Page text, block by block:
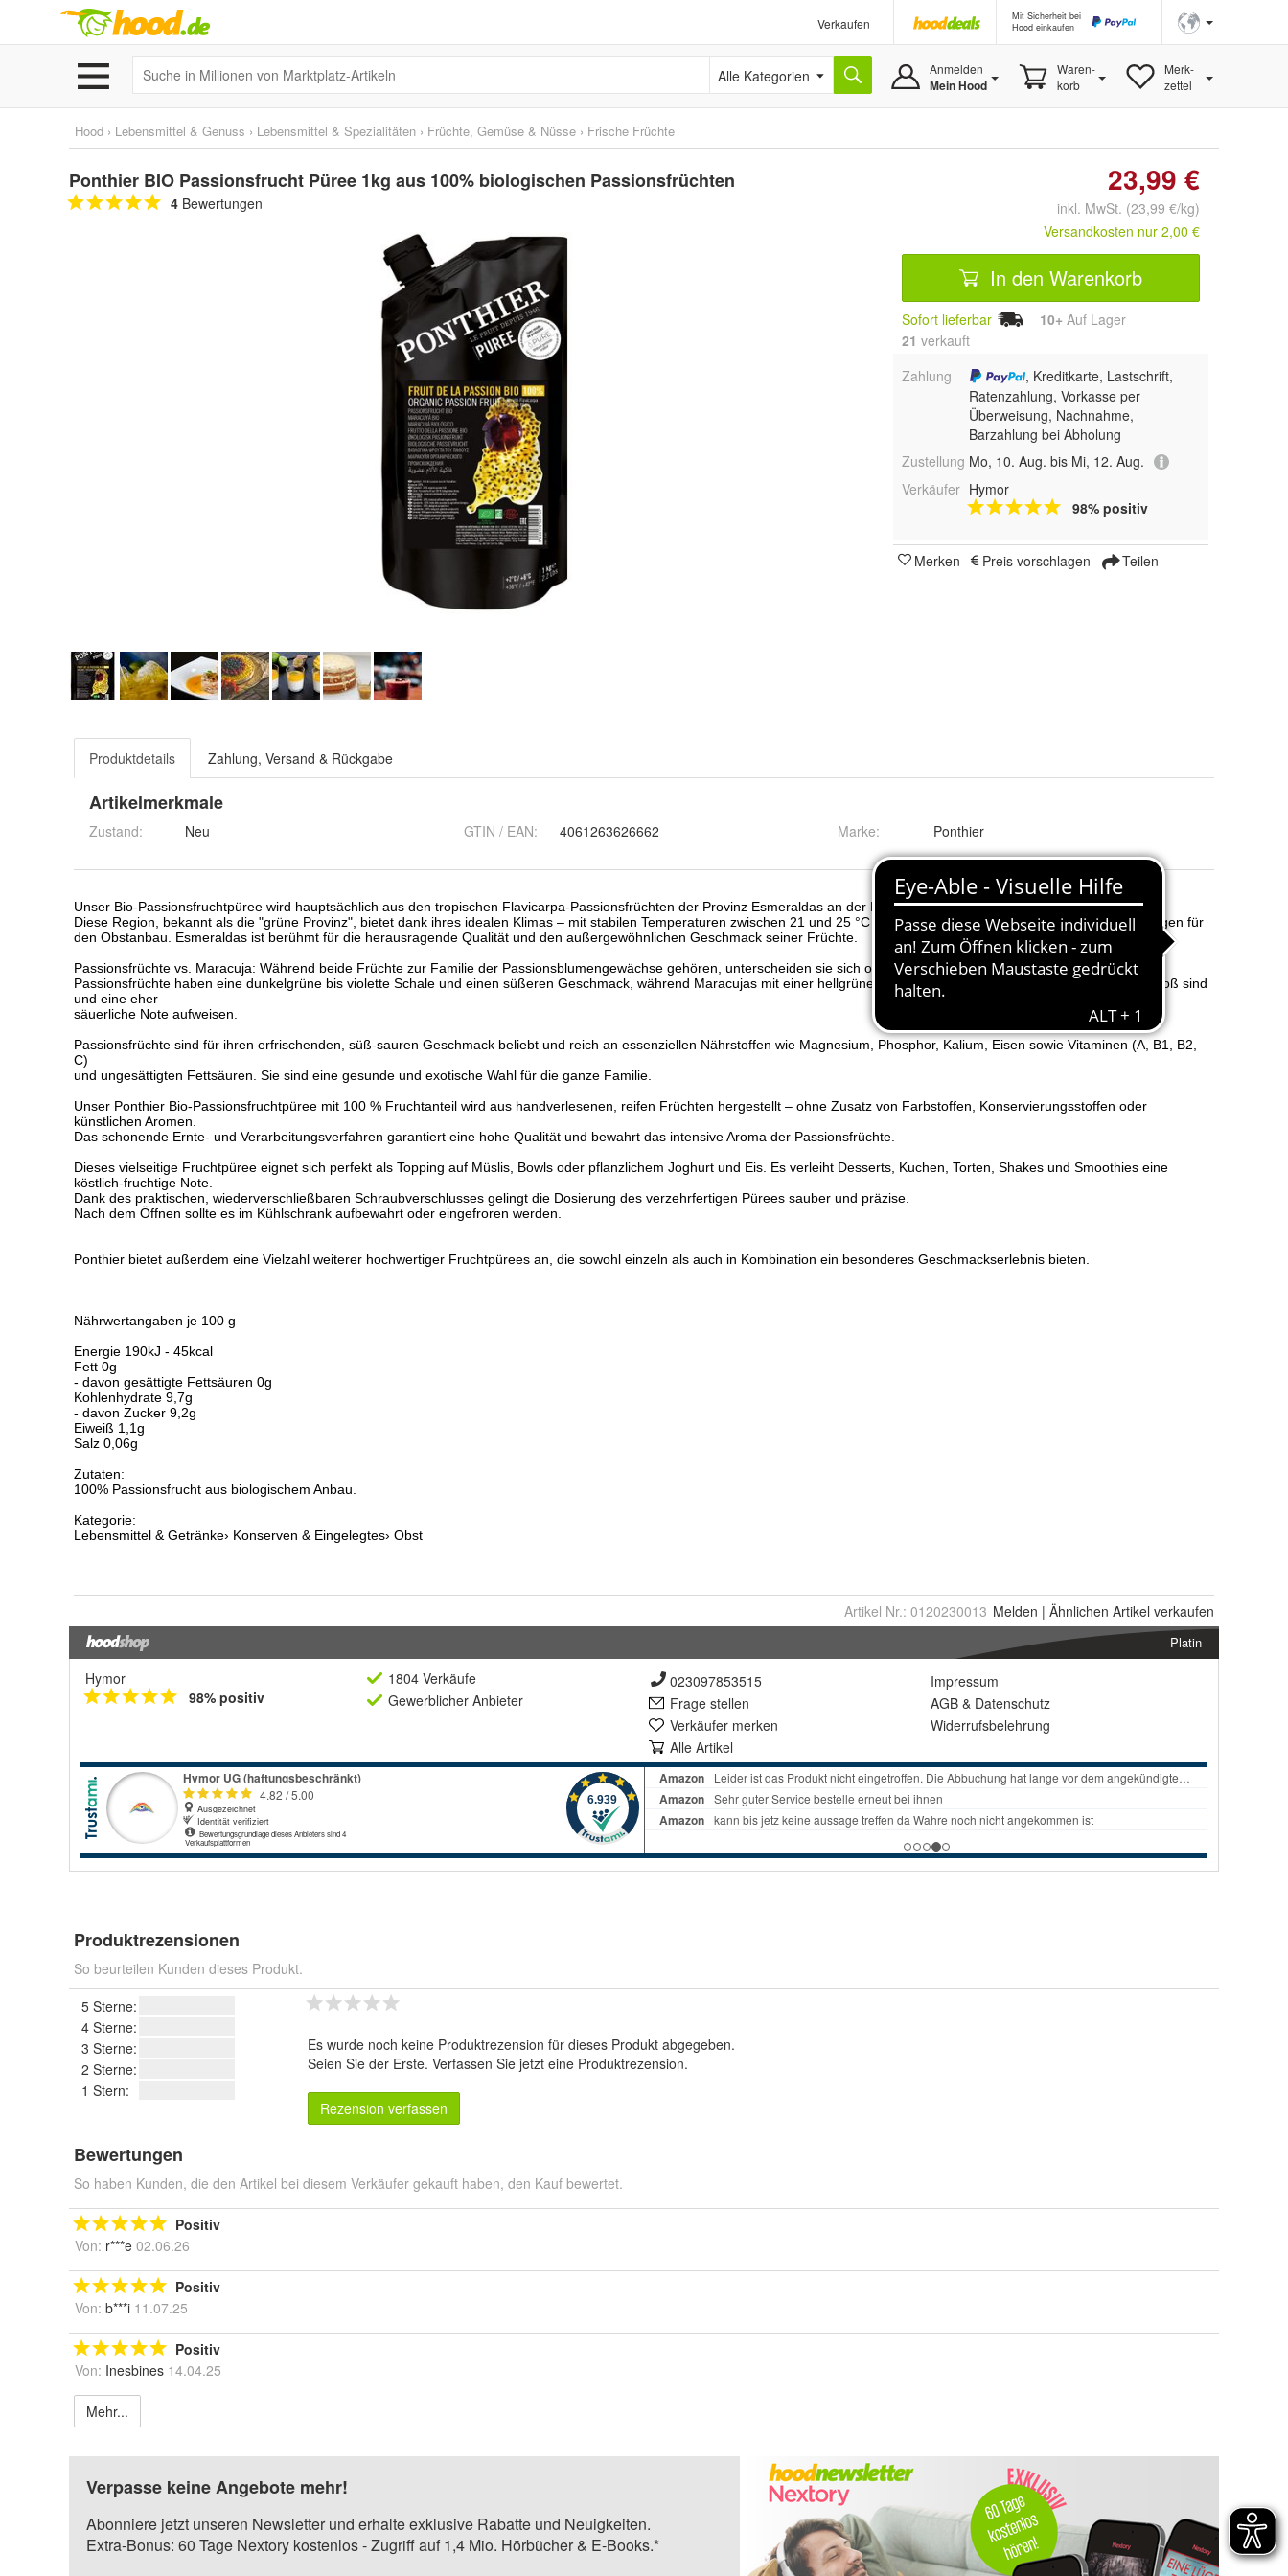
Verkaufen
Mit Sicherheit bei
Hood einkaufen
Alle Kategorien Anmelden
Mein Hood
Waren-
korb
Merk-
zettel
Hood › Lebensmittel & Genuss › Lebensmittel & Spezialitäten › Früchte, Gemüse & Nüsse › Frische Früchte
Ponthier BIO Passionsfrucht Püree 1kg aus 100% biologischen Passionsfrüchten
4 Bewertungen
23,99 €
inkl. MwSt. (23,99 €/kg)
Versandkosten nur 2,00 €
In den Warenkorb
Sofort lieferbar 10+ Auf Lager
21 verkauft
Zahlung
, Kreditkarte, Lastschrift,
Ratenzahlung, Vorkasse per
Überweisung, Nachnahme,
Barzahlung bei Abholung
Zustellung Mo, 10. Aug. bis Mi, 12. Aug.
Verkäufer Hymor
98% positiv
Merken Preis vorschlagen Teilen
Produktdetails Zahlung, Versand & Rückgabe
Artikelmerkmale
Zustand: Neu GTIN / EAN: 4061263626662 Marke: Ponthier
Artikel Nr.: 0120230013 Melden | Ähnlichen Artikel verkaufen
Platin
Hymor
98% positiv
1804 Verkäufe
Gewerblicher Anbieter
023097853515
Frage stellen
Verkäufer merken
Alle Artikel
Impressum
AGB & Datenschutz
Widerrufsbelehrung
Produktrezensionen
So beurteilen Kunden dieses Produkt.
5 Sterne:
4 Sterne:
3 Sterne:
2 Sterne:
1 Stern:
Es wurde noch keine Produktrezension für dieses Produkt abgegeben.
Seien Sie der Erste. Verfassen Sie jetzt eine Produktrezension.
Rezension verfassen
Bewertungen
So haben Kunden, die den Artikel bei diesem Verkäufer gekauft haben, den Kauf bewertet.
Positiv
Von: r***e 02.06.26
Positiv
Von: b***i 11.07.25
Positiv
Von: Inesbines 14.04.25
Mehr...
Verpasse keine Angebote mehr!
Abonniere jetzt unseren Newsletter und erhalte exklusive Rabatte und Neuigkeiten.
Extra-Bonus: 60 Tage Nextory kostenlos - Zugriff auf 1,4 Mio. Hörbücher & E-Books.*